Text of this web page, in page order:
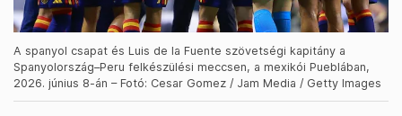
A spanyol csapat és Luis de la Fuente szövetségi kapitány a
Spanyolország–Peru felkészülési meccsen, a mexikói Pueblában,
2026. június 8-án – Fotó: Cesar Gomez / Jam Media / Getty Images